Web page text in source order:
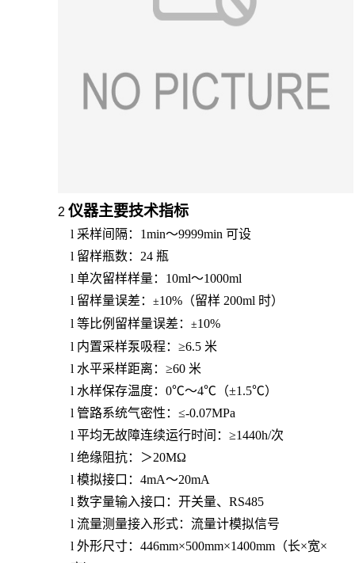
2 仪器主要技术指标
l 采样间隔：1min～9999min 可设
l 留样瓶数：24 瓶
l 单次留样样量：10ml～1000ml
l 留样量误差： ±10%（留样 200ml 时）
l 等比例留样量误差： ±10%
l 内置采样泵吸程：≥6.5 米
l 水平采样距离：≥60 米
l 水样保存温度：0℃～4℃（±1.5℃）
l 管路系统气密性：≤-0.07MPa
l 平均无故障连续运行时间：≥1440h/次
l 绝缘阻抗：＞20MΩ
l 模拟接口：4mA～20mA
l 数字量输入接口：开关量、 RS485
l 流量测量接入形式：流量计模拟信号
l 外形尺寸：446mm×500mm×1400mm（长×宽×